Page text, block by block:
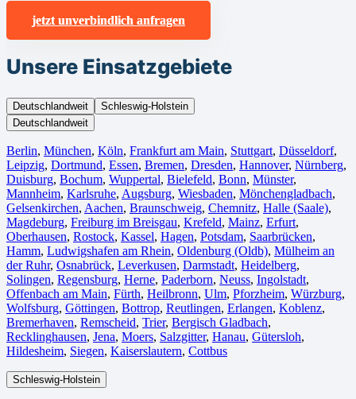
jetzt unverbindlich anfragen
Unsere Einsatzgebiete
Deutschlandweit
Schleswig-Holstein
Deutschlandweit
Berlin⁠, München, Köln⁠, Frankfurt am Main, Stuttgart, Düsseldorf,
Leipzig, Dortmund, Essen, Bremen, Dresden, Hannover, Nürnberg,
Duisburg⁠, Bochum, Wuppertal⁠, Bielefeld⁠, Bonn⁠, Münster⁠,
Mannheim, Karlsruhe, Augsburg, Wiesbaden⁠, Mönchengladbach⁠,
Gelsenkirchen⁠, Aachen⁠, Braunschweig, Chemnitz⁠, Halle (Saale)⁠,
Magdeburg, Freiburg im Breisgau⁠, Krefeld⁠, Mainz⁠, Erfurt,
Oberhausen⁠, Rostock⁠, Kassel⁠, Hagen, Potsdam, Saarbrücken⁠,
Hamm, Ludwigshafen am Rhein⁠, Oldenburg (Oldb), Mülheim an
der Ruhr, Osnabrück⁠, Leverkusen, Darmstadt⁠, Heidelberg,
Solingen, Regensburg, Herne⁠, Paderborn, Neuss, Ingolstadt,
Offenbach am Main, Fürth⁠, Heilbronn, Ulm⁠, Pforzheim, Würzburg,
Wolfsburg⁠, Göttingen, Bottrop, Reutlingen, Erlangen⁠, Koblenz,
Bremerhaven⁠, Remscheid, Trier⁠, Bergisch Gladbach,
Recklinghausen, Jena⁠, Moers⁠, Salzgitter⁠, Hanau, Gütersloh,
Hildesheim⁠, Siegen⁠, Kaiserslautern⁠, Cottbus⁠
Schleswig-Holstein